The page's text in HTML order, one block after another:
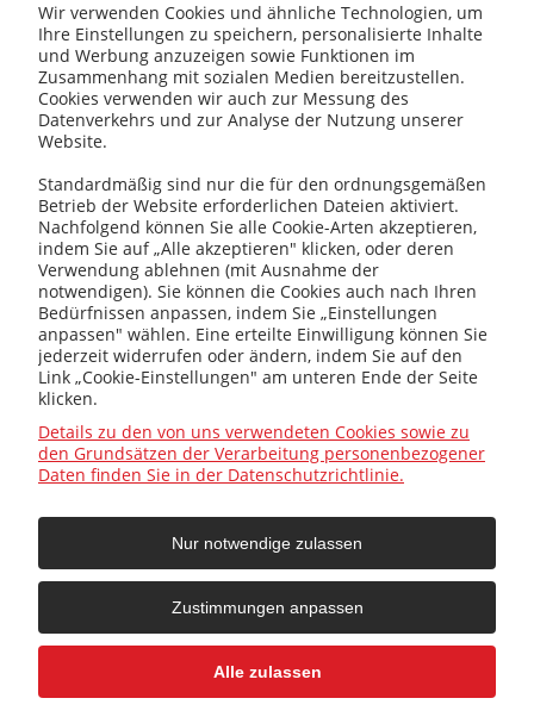
kotly@kotly.com.pl
+48 32 419 01 20
+48 32 415 31 65
Allgemein
Hilfe
Ihr Konto
Facebook
Wir verwenden Cookies und ähnliche Technologien, um
Ihre Einstellungen zu speichern, personalisierte Inhalte
und Werbung anzuzeigen sowie Funktionen im
Zusammenhang mit sozialen Medien bereitzustellen.
Cookies verwenden wir auch zur Messung des
Datenverkehrs und zur Analyse der Nutzung unserer
Website.
Standardmäßig sind nur die für den ordnungsgemäßen
Betrieb der Website erforderlichen Dateien aktiviert.
Nachfolgend können Sie alle Cookie-Arten akzeptieren,
indem Sie auf „Alle akzeptieren" klicken, oder deren
Verwendung ablehnen (mit Ausnahme der
notwendigen). Sie können die Cookies auch nach Ihren
Bedürfnissen anpassen, indem Sie „Einstellungen
anpassen" wählen. Eine erteilte Einwilligung können Sie
jederzeit widerrufen oder ändern, indem Sie auf den
Link „Cookie-Einstellungen" am unteren Ende der Seite
klicken.
Details zu den von uns verwendeten Cookies sowie zu
den Grundsätzen der Verarbeitung personenbezogener
Daten finden Sie in der Datenschutzrichtlinie.
Nur notwendige zulassen
Zustimmungen anpassen
Alle zulassen